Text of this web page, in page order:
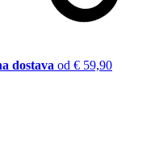
dostava od € 59,90